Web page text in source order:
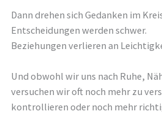
Dann drehen sich Gedanken im
Entscheidungen werden schwer.
Beziehungen verlieren an
Und obwohl wir uns nach Ruhe,
versuchen wir oft noch mehr zu
kontrollieren oder noch mehr